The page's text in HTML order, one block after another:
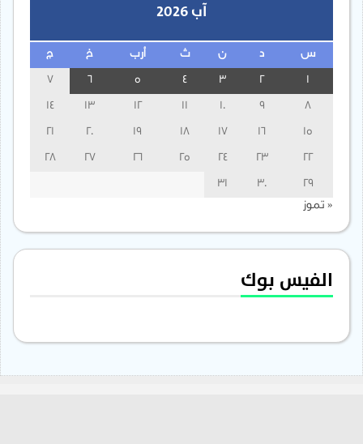
آب 2026
س ن ث أرب خ ج
3
13
14
15
16
17
18
19
20
21
22
23
24
25
26
27
28
29
30
31
« تموز
الفيس بوك